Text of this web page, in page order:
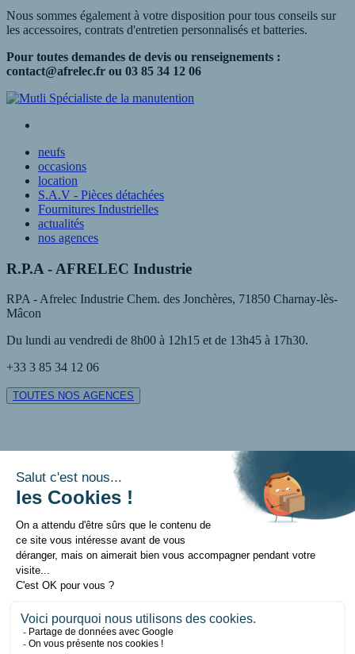
Nous sommes également à votre disposition pour tous conseils sur
les accessoires, contrats d'entretien personnalisés et batteries.
Pour toutes demandes de devis ou renseignements :
contact@afrelec.fr ou 03 85 34 12 06
neufs
occasions
location
S.A.V - Pièces détachées
Fournitures Industrielles
actualités
nos agences
R.P.A - AFRELEC Industrie
RPA - Afrelec Industrie Chem. des Jonchères, 71850 Charnay-lès-
Mâcon
Du lundi au vendredi de 8h00 à 12h15 et de 13h45 à 17h30.
+33 3 85 34 12 06
TOUTES NOS AGENCES
Contact
Mentions légales